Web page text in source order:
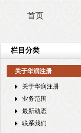
首页
栏目分类
关于华润注册
关于华润注册
业务范围
最新动态
联系我们